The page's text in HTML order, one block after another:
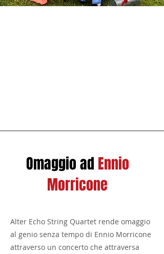
Omaggio ad Ennio
Morricone
Alter Echo String Quartet rende omaggio
al genio senza tempo di Ennio Morricone
attraverso un concerto che attraversa